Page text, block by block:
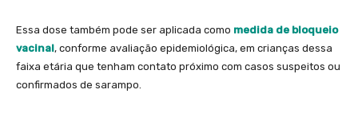
Essa dose também pode ser aplicada como medida de bloqueio
vacinal, conforme avaliação epidemiológica, em crianças dessa
faixa etária que tenham contato próximo com casos suspeitos ou
confirmados de sarampo.